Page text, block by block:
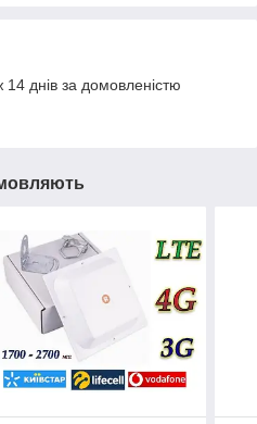
днів за домовленістю